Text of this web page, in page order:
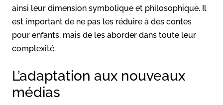
ainsi leur dimension symbolique et philosophique. Il
est important de ne pas les réduire à des contes
pour enfants, mais de les aborder dans toute leur
complexité.
L’adaptation aux nouveaux
médias